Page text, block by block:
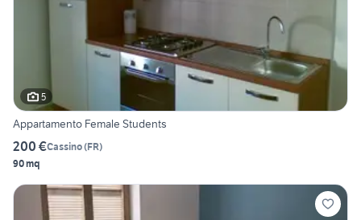
5
Appartamento Female Students
200 €Cassino(FR)
90 mq